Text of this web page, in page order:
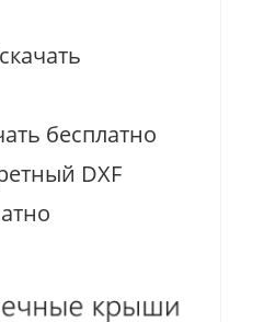
бесплатно
DXF